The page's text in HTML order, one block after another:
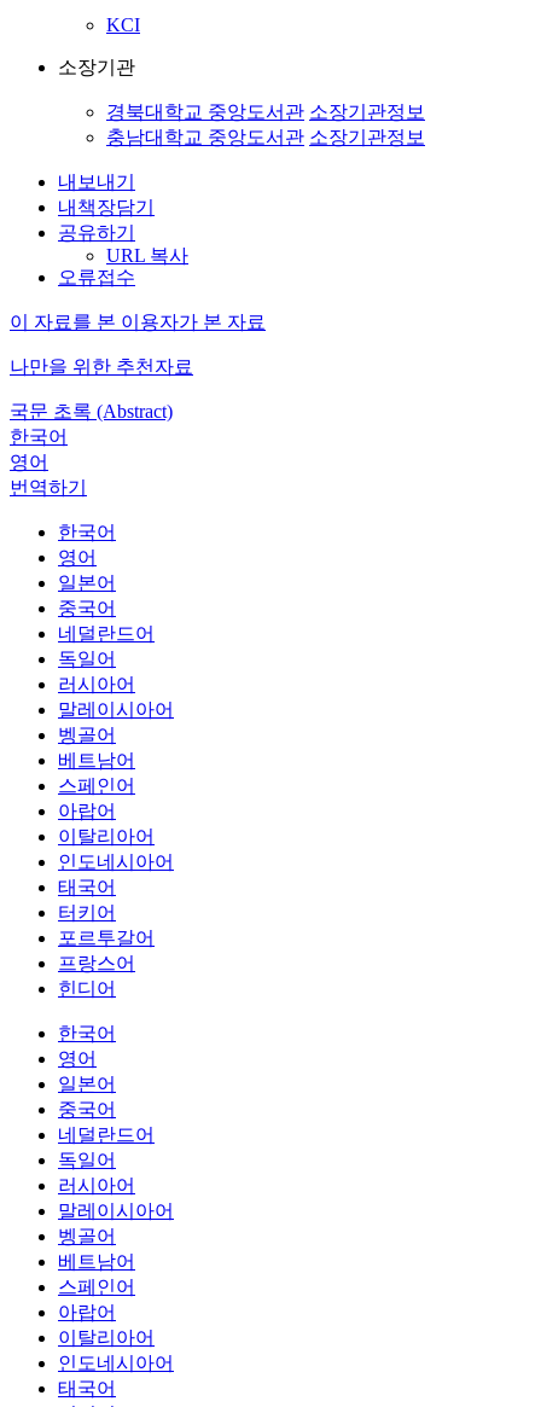
KCI
소장기관
경북대학교 중앙도서관 소장기관정보
충남대학교 중앙도서관 소장기관정보
내보내기
내책장담기
공유하기
URL 복사
오류접수
이 자료를 본 이용자가 본 자료
나만을 위한 추천자료
국문 초록 (Abstract)
한국어
영어
번역하기
한국어
영어
일본어
중국어
네덜란드어
독일어
러시아어
말레이시아어
벵골어
베트남어
스페인어
아랍어
이탈리아어
인도네시아어
태국어
터키어
포르투갈어
프랑스어
힌디어
한국어
영어
일본어
중국어
네덜란드어
독일어
러시아어
말레이시아어
벵골어
베트남어
스페인어
아랍어
이탈리아어
인도네시아어
태국어